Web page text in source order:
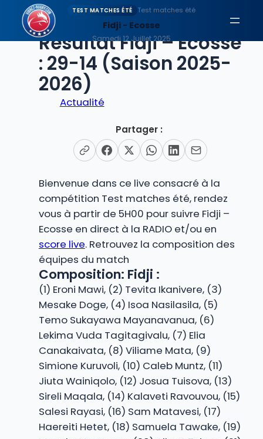
contenu
EN DIRECT
Résultat Fidji – Ecosse
: 29-14 (Saison 2025-
2026)
Actualité
Partager :
Bienvenue dans ce live consacré à la
compétition Test matches été, rendez
vous à partir de 5H00 pour suivre Fidji –
Ecosse en direct à la RADIO et/ou en
score live. Retrouvez la composition des
équipes du match
Composition: Fidji :
(1) Eroni Mawi, (2) Tevita Ikanivere, (3)
Mesake Doge, (4) Isoa Nasilasila, (5)
Temo Sukayawa Mayanavanua, (6)
Lekima Vuda Tagitagivalu, (7) Elia
Canakaivata, (8) Viliame Mata, (9)
Simione Kuruvoli, (10) Caleb Muntz, (11)
Jiuta Wainiqolo, (12) Josua Tuisova, (13)
Sireli Maqala, (14) Kalaveti Ravouvou, (15)
Salesi Rayasi, (16) Sam Matavesi, (17)
Haereiti Hetet, (18) Samuela Tawake, (19)
TEST MATCHES ÉTÉ Test matches été
Fidji - Ecosse
Samedi 12 Juillet 2025